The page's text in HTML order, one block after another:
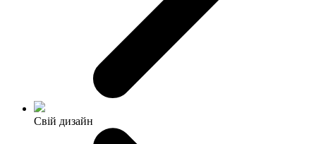
Свій дизайн